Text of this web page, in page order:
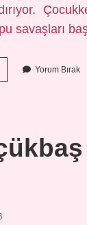
savaşları
Yorum Bırak